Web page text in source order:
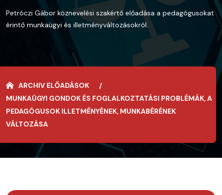
Petróczi Gábor köznevelési szakértő előadása a pedagógusokat
érintő munkaügyi és illetményváltozásokról.
ARCHIV ELŐADÁSOK
MUNKAÜGYI GONDOK ÉS FOGLALKOZTATÁSI PROBLÉMÁK, A
PEDAGÓGUSOK ILLETMÉNYÉNEK, MUNKABÉRÉNEK
VÁLTOZÁSA